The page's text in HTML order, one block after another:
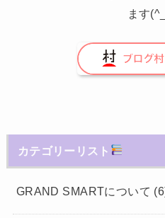
ます
カテゴリーリスト
GRAND SMARTについて